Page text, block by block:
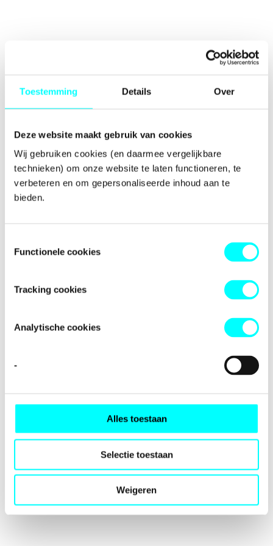
Toestemming Details Over
Deze website maakt gebruik van cookies
Wij gebruiken cookies (en daarmee vergelijkbare
technieken) om onze website te laten functioneren, te
verbeteren en om gepersonaliseerde inhoud aan te
bieden.
Functionele cookies
Tracking cookies
Analytische cookies
-
Alles toestaan
Selectie toestaan
Weigeren
-side exception has occurred while
browser consolefor